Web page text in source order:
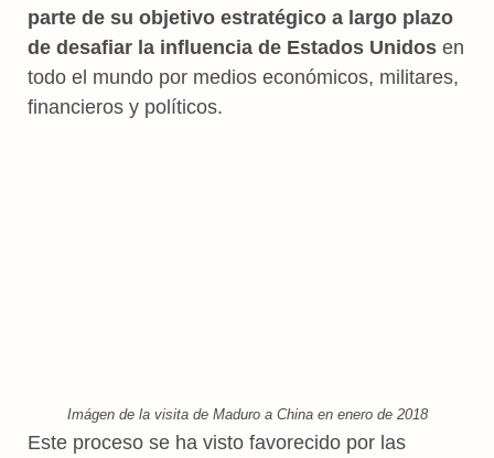
parte de su objetivo estratégico a largo plazo
de desafiar la influencia de Estados Unidos en
todo el mundo por medios económicos, militares,
financieros y políticos.
Imágen de la visita de Maduro a China en enero de 2018
Este proceso se ha visto favorecido por las